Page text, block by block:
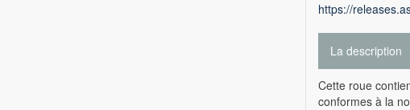
https://
La description
Cette roue
conformes à la